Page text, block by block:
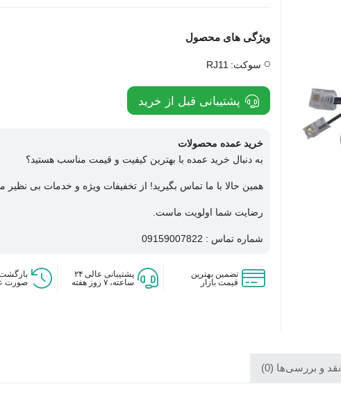
ویژگی های محصول
سوکت: RJ11
پشتیبانی قبل از خرید
خرید عمده محصولات
به دنبال خرید عمده با بهترین کیفیت و قیمت مناسب هستید؟
همین حالا با ما تماس بگیرید! از تخفیفات ویژه و خدمات بی نظیر
رضایت شما اولویت ماست.
شماره تماس : 09159007822
تضمین بهترین
قیمت بازار
پشتیبانی عالی ۲۴
ساعته، ۷ روز هفته
صورت
نقد و بررسی‌ها (0)